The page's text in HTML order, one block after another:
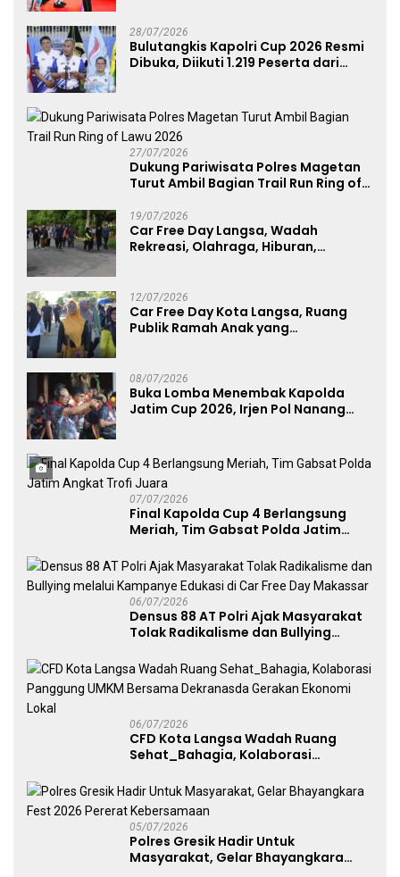
28/07/2026
Bulutangkis Kapolri Cup 2026 Resmi
Dibuka, Diikuti 1.219 Peserta dari
27/07/2026
Dukung Pariwisata Polres Magetan
Turut Ambil Bagian Trail Run Ring of
19/07/2026
Car Free Day Langsa, Wadah
Rekreasi, Olahraga, Hiburan,
12/07/2026
Car Free Day Kota Langsa, Ruang
Publik Ramah Anak yang
08/07/2026
Buka Lomba Menembak Kapolda
Jatim Cup 2026, Irjen Pol Nanang
07/07/2026
Final Kapolda Cup 4 Berlangsung
Meriah, Tim Gabsat Polda Jatim
06/07/2026
Densus 88 AT Polri Ajak Masyarakat
Tolak Radikalisme dan Bullying
Free Day Makassar
06/07/2026
CFD Kota Langsa Wadah Ruang
Sehat_Bahagia, Kolaborasi
Dekranasda Gerakan Ekonomi Lokal
05/07/2026
Polres Gresik Hadir Untuk
Masyarakat, Gelar Bhayangkara